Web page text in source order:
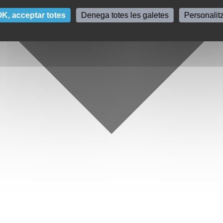
acceptar totes Denega totes les galetes